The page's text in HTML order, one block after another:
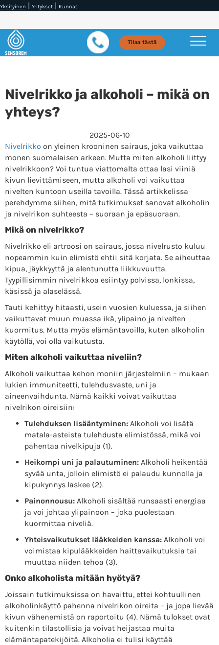
Yksityinen | Yritykset | Kunnat
Tilaa tästä
Nivelrikko ja alkoholi – mikä on
yhteys?
2025-06-10
Nivelrikko on yleinen krooninen sairaus, joka vaikuttaa
monen suomalaisen arkeen. Mutta miten alkoholi liittyy
nivelrikkoon? Voi tuntua viattomalta ottaa lasi viiniä
kivun lievittämiseen, mutta alkoholi voi vaikuttaa
nivelten kuntoon useilla tavoilla. Tässä artikkelissa
perehdymme siihen, mitä tutkimukset sanovat alkoholin
ja nivelrikon suhteesta – suoraan ja epäsuoraan.
Mikä on nivelrikko?
Nivelrikko eli artroosi on sairaus, jossa nivelrusto kuluu
nopeammin kuin elimistö ehtii sitä korjata. Se aiheuttaa
kipua, jäykkyyttä ja alentunutta liikkuvuutta.
Tyypillisimmin nivelrikkoa esiintyy polvissa, lonkissa,
käsissä ja alaselässä.
Tauti kehittyy hitaasti, usein vuosien kuluessa, ja siihen
vaikuttavat muun muassa ikä, ylipaino ja nivelten
kuormitus. Mutta myös elämäntavoilla, kuten alkoholin
käytöllä, voi olla vaikutusta.
Miten alkoholi vaikuttaa niveliin?
Alkoholi vaikuttaa kehon moniin järjestelmiin – mukaan
lukien immuniteetti, tulehdusvaste, uni ja
aineenvaihdunta. Nämä kaikki voivat vaikuttaa
nivelrikon oireisiin:
Tulehduksen lisääntyminen:Alkoholi voi lisätä
matala-asteista tulehdusta elimistössä, mikä voi
pahentaa nivelkipuja (1).
Heikompi uni ja palautuminen:Alkoholi heikentää
syvää unta, jolloin elimistö ei palaudu kunnolla ja
kipukynnys laskee (2).
Painonnousu:Alkoholi sisältää runsaasti energiaa
ja voi johtaa ylipainoon – joka puolestaan
kuormittaa niveliä.
Yhteisvaikutukset lääkkeiden kanssa:Alkoholi voi
voimistaa kipulääkkeiden haittavaikutuksia tai
muuttaa niiden tehoa (3).
Onko alkoholista mitään hyötyä?
Joissain tutkimuksissa on havaittu, ettei kohtuullinen
alkoholinkäyttö pahenna nivelrikon oireita – ja jopa lievää
kivun vähenemistä on raportoitu (4). Nämä tulokset ovat
kuitenkin tilastollisia ja voivat heijastaa muita
elämäntapatekijöitä. Alkoholia ei tulisi käyttää